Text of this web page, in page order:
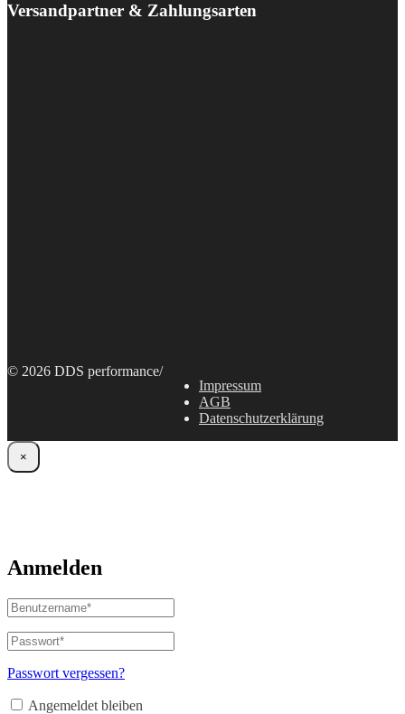
Versandpartner & Zahlungsarten
© 2026 DDS performance/
Impressum
AGB
Datenschutzerklärung
×
Anmelden
Benutzername
oder
E-
Mail-
Adresse*
Passwort*
Erforderlich
Passwort vergessen?
Angemeldet bleiben